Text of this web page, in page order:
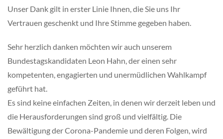
Unser Dank gilt in erster Linie Ihnen, die Sie uns Ihr
Vertrauen geschenkt und Ihre Stimme gegeben haben.
Sehr herzlich danken möchten wir auch unserem
Bundestagskandidaten Leon Hahn, der einen sehr
kompetenten, engagierten und unermüdlichen Wahlkampf
geführt hat.
Es sind keine einfachen Zeiten, in denen wir derzeit leben und
die Herausforderungen sind groß und vielfältig. Die
Bewältigung der Corona-Pandemie und deren Folgen, wird